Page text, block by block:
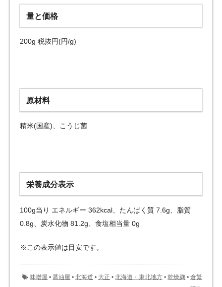
量と価格
200g 税抜円(円/g)
原材料
精米(国産)、こうじ菌
栄養成分表示
100g当り エネルギー 362kcal、たんぱく質 7.6g、脂質
0.8g、炭水化物 81.2g、食塩相当量 0g
※この表示値は目安です。
味噌屋 • 醤油屋 • 北海道 • 大正 • 北海道・東北地方 • 乾燥麹 • 倉繁